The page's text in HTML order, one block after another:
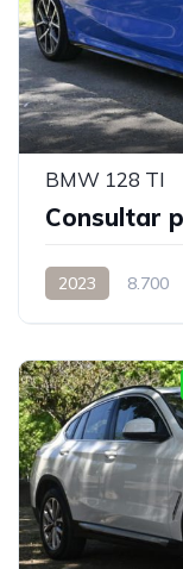
BMW 128 TI
Consultar
2023 8.700